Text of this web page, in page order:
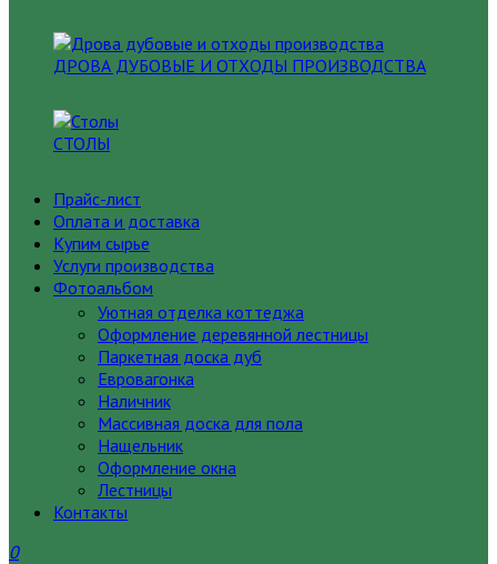
ДРОВА ДУБОВЫЕ И ОТХОДЫ ПРОИЗВОДСТВА
СТОЛЫ
Прайс-лист
Оплата и доставка
Купим сырье
Услуги производства
Фотоальбом
Уютная отделка коттеджа
Оформление деревянной лестницы
Паркетная доска дуб
Евровагонка
Наличник
Массивная доска для пола
Нащельник
Оформление окна
Лестницы
Контакты
0